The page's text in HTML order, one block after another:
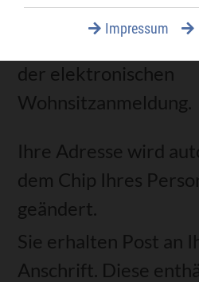
persönlich
Sie nutzen den
der elektronischen
Wohnsitzanmeldung.
Ihre Adresse wird
dem Chip Ihres
geändert.
Sie erhalten Post an
Anschrift. Diese
Impressum